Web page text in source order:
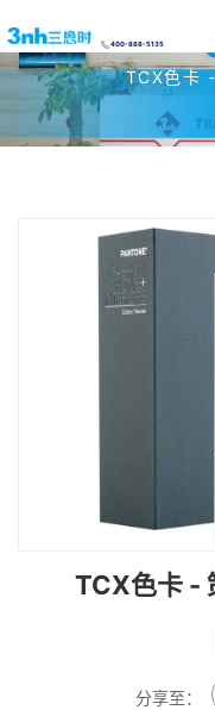
400-888-5135
TCX色卡
TCX色卡 -
分享至：